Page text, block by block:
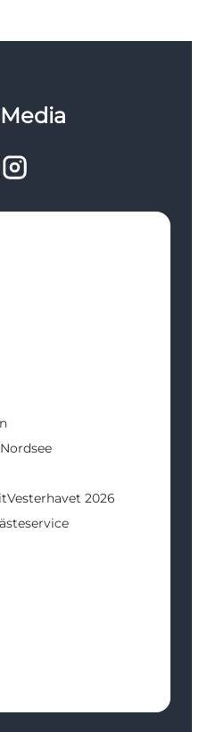
2026